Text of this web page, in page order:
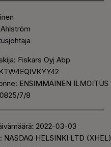
Fiskars Oyj Abp
ENSIMMÄINEN ILMOITUS
7/8
2022-03-03
NASDAQ HELSINKI LTD (XHEL)